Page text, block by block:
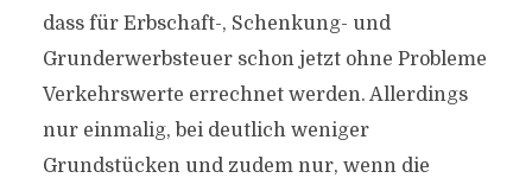
dass für Erbschaft-, Schenkung- und
Grunderwerbsteuer schon jetzt ohne Probleme
Verkehrswerte errechnet werden. Allerdings
nur einmalig, bei deutlich weniger
Grundstücken und zudem nur, wenn die